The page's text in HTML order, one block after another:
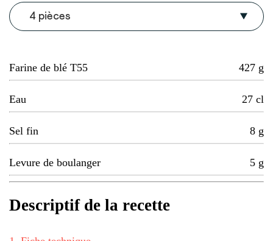
4 pièces
Farine de blé T55 427 g
Eau 27 cl
Sel fin 8 g
Levure de boulanger 5 g
Descriptif de la recette